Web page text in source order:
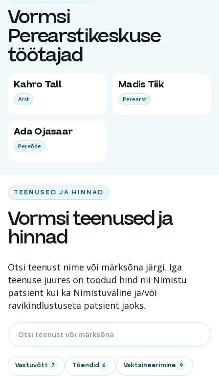
Vormsi
Perearstikeskuse
töötajad
Kahro Tall
Arst
Madis Tiik
Perearst
Ada Ojasaar
Pereõde
TEENUSED JA HINNAD
Vormsi teenused ja
hinnad
Otsi teenust nime või märksõna järgi. Iga
teenuse juures on toodud hind nii Nimistu
patsient kui ka Nimistuväline ja/või
ravikindlustuseta patsient jaoks.
Vastuvõtt 7 Tõendid 6 Vaktsineerimine 9